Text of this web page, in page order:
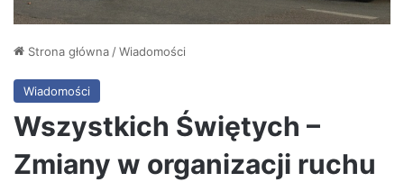
Strona główna /Wiadomości
Wiadomości
Wszystkich Świętych –
Zmiany w organizacji ruchu